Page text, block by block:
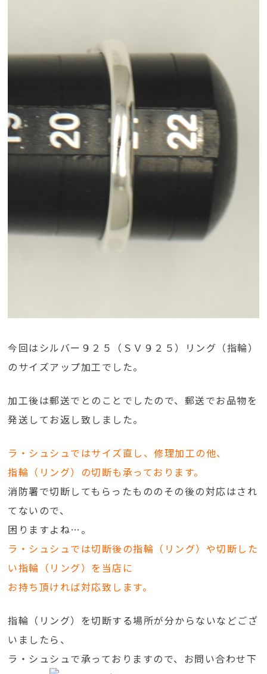
今回はシルバー９２５（ＳＶ９２５）リング（指輪）
のサイズアップ加工でした。
加工後は郵送でとのことでしたので、郵送でお品物を
発送してお返し致しました。
ラ・シュシュではサイズ直し、修理加工の他、
指輪（リング）の切断も承っております。
消防署で切断してもらったもののその後の対応はされ
てないので、
困りますよね…。
ラ・シュシュでは切断後の指輪（リング）や切断した
い指輪（リング）を当店に
お持ち頂ければ対応致します。
指輪（リング）を切断する場所が分からないなどござ
いましたら、
ラ・シュシュで承っておりますので、お問い合わせ下